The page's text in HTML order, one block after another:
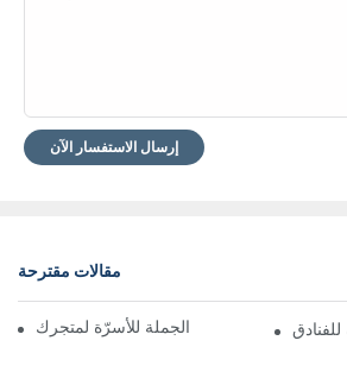
إرسال الاستفسار الآن
مقالات مقترحة
على أفضل موردي الجملة للأسرّة لمتجرك